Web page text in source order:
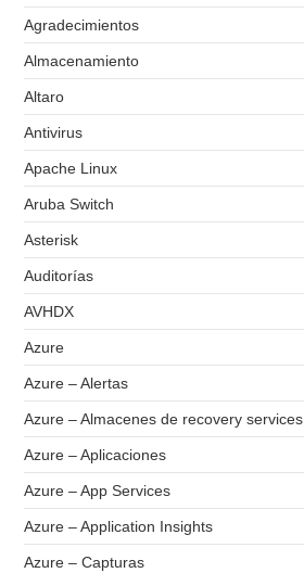
Agradecimientos
Almacenamiento
Altaro
Antivirus
Apache Linux
Aruba Switch
Asterisk
Auditorías
AVHDX
Azure
Azure – Alertas
Azure – Almacenes de recovery services
Azure – Aplicaciones
Azure – App Services
Azure – Application Insights
Azure – Capturas